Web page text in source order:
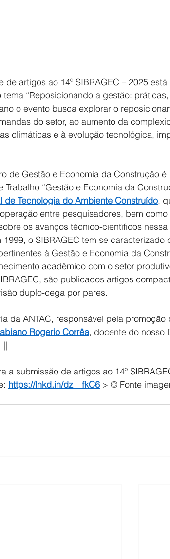
de artigos ao 14º SIBRAGEC – 2025
“Reposicionando a gestão:
o evento busca explorar o
do setor, ao aumento da
climáticas e à evolução tecnológica,
de Gestão e Economia da Construção
“Gestão e Economia da
de Tecnologia do Ambiente Construído,
entre pesquisadores, bem
os avanços técnico-científicos
o SIBRAGEC tem se
à Gestão e Economia da
acadêmico com o setor
são publicados artigos
duplo-cega por pares.
da ANTAC, responsável pela promoção
Rogerio Corrêa, docente do nosso
||
a submissão de artigos ao 14º
https://lnkd.in/dz__fkC6 > © Fonte